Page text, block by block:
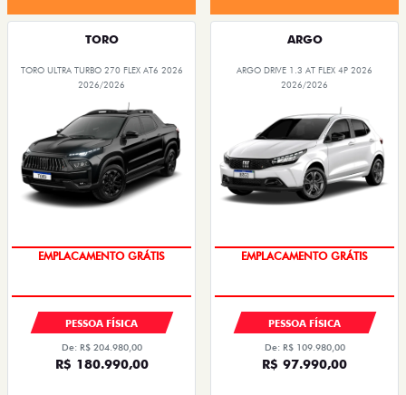
TORO
TORO ULTRA TURBO 270 FLEX AT6 2026
2026/2026
OPORTUNIDADE
PESSOA FÍSICA
De: R$ 204.980,00
R$ 180.990,00
ARGO
ARGO DRIVE 1.3 AT FLEX 4P 2026
2026/2026
OPORTUNIDADE
PESSOA FÍSICA
De: R$ 109.980,00
R$ 97.990,00